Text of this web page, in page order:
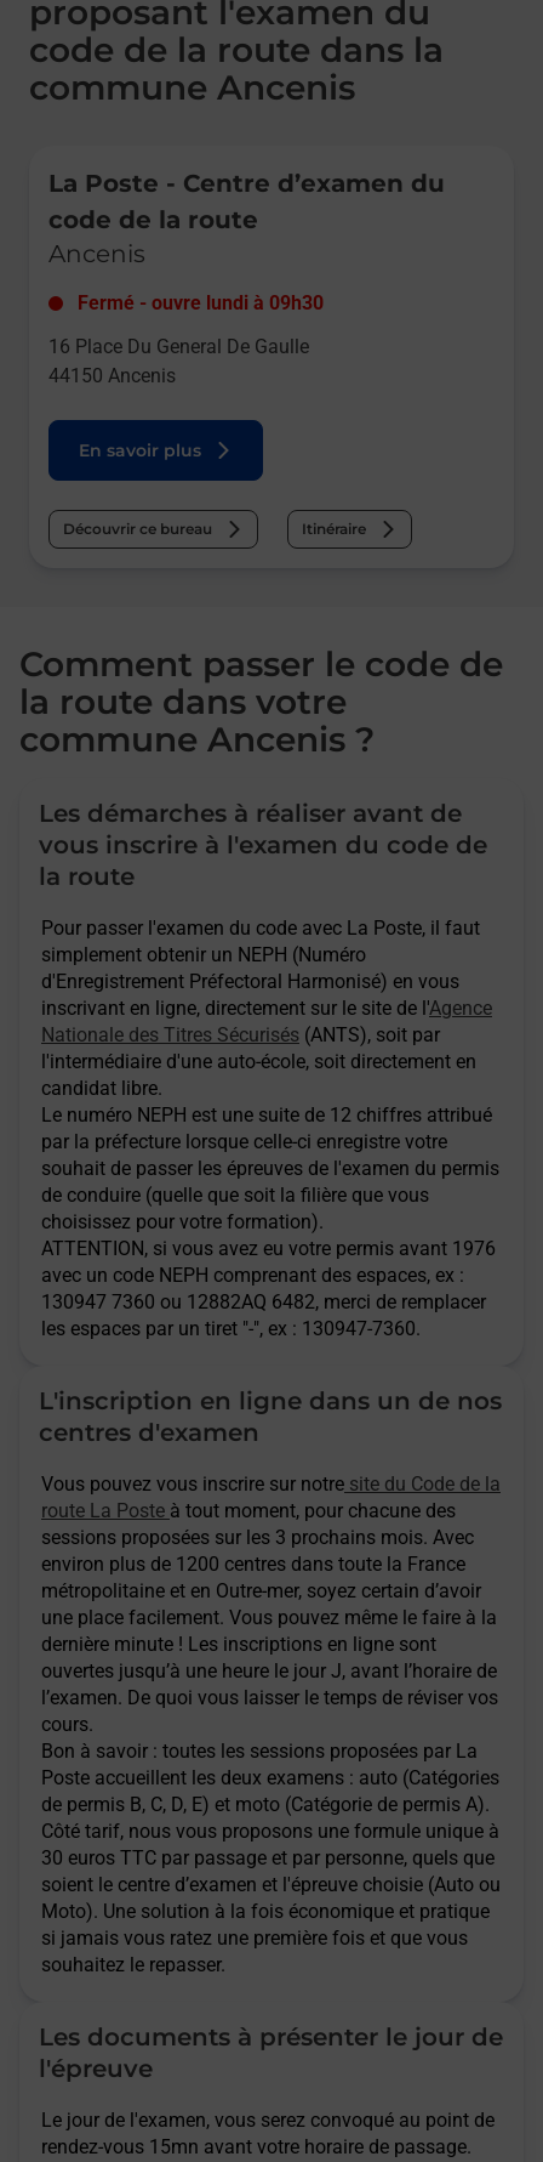
proposant l'examen du
code de la route dans la
commune Ancenis
La Poste - Centre d’examen du
code de la route
Ancenis
Fermé - ouvre lundi à 09h30
16 Place Du General De Gaulle
44150 Ancenis
En savoir plus
Découvrir ce bureau Itinéraire
Comment passer le code de
la route dans votre
commune Ancenis ?
Les démarches à réaliser avant de
vous inscrire à l'examen du code de
la route
Pour passer l'examen du code avec La Poste, il faut
simplement obtenir un NEPH (Numéro
d'Enregistrement Préfectoral Harmonisé) en vous
inscrivant en ligne, directement sur le site de l'Agence
Nationale des Titres Sécurisés (ANTS), soit par
l'intermédiaire d'une auto-école, soit directement en
candidat libre.
Le numéro NEPH est une suite de 12 chiffres attribué
par la préfecture lorsque celle-ci enregistre votre
souhait de passer les épreuves de l'examen du permis
de conduire (quelle que soit la filière que vous
choisissez pour votre formation).
ATTENTION, si vous avez eu votre permis avant 1976
avec un code NEPH comprenant des espaces, ex :
130947 7360 ou 12882AQ 6482, merci de remplacer
les espaces par un tiret "-", ex : 130947-7360.
L'inscription en ligne dans un de nos
centres d'examen
Vous pouvez vous inscrire sur notre site du Code de la
route La Poste à tout moment, pour chacune des
sessions proposées sur les 3 prochains mois. Avec
environ plus de 1200 centres dans toute la France
métropolitaine et en Outre-mer, soyez certain d’avoir
une place facilement. Vous pouvez même le faire à la
dernière minute ! Les inscriptions en ligne sont
ouvertes jusqu’à une heure le jour J, avant l’horaire de
l’examen. De quoi vous laisser le temps de réviser vos
cours.
Bon à savoir : toutes les sessions proposées par La
Poste accueillent les deux examens : auto (Catégories
de permis B, C, D, E) et moto (Catégorie de permis A).
Côté tarif, nous vous proposons une formule unique à
30 euros TTC par passage et par personne, quels que
soient le centre d’examen et l'épreuve choisie (Auto ou
Moto). Une solution à la fois économique et pratique
si jamais vous ratez une première fois et que vous
souhaitez le repasser.
Les documents à présenter le jour de
l'épreuve
Le jour de l'examen, vous serez convoqué au point de
rendez-vous 15mn avant votre horaire de passage.